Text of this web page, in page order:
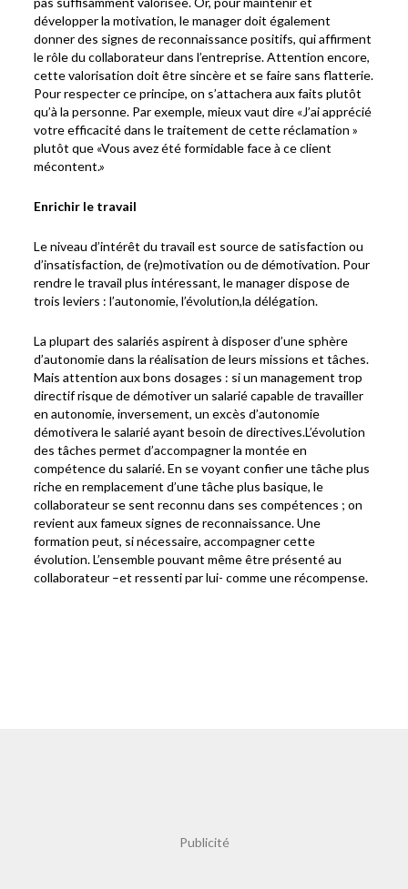
développer la motivation, le manager doit également
donner des signes de reconnaissance positifs, qui affirment
le rôle du collaborateur dans l’entreprise. Attention encore,
cette valorisation doit être sincère et se faire sans flatterie.
Pour respecter ce principe, on s’attachera aux faits plutôt
qu’à la personne. Par exemple, mieux vaut dire «J’ai apprécié
votre efficacité dans le traitement de cette réclamation »
plutôt que «Vous avez été formidable face à ce client
mécontent.»
Enrichir le travail
Le niveau d’intérêt du travail est source de satisfaction ou
d’insatisfaction, de (re)motivation ou de démotivation. Pour
rendre le travail plus intéressant, le manager dispose de
trois leviers : l’autonomie, l’évolution,la délégation.
La plupart des salariés aspirent à disposer d’une sphère
d’autonomie dans la réalisation de leurs missions et tâches.
Mais attention aux bons dosages : si un management trop
directif risque de démotiver un salarié capable de travailler
en autonomie, inversement, un excès d’autonomie
démotivera le salarié ayant besoin de directives.L’évolution
des tâches permet d’accompagner la montée en
compétence du salarié. En se voyant confier une tâche plus
riche en remplacement d’une tâche plus basique, le
collaborateur se sent reconnu dans ses compétences ; on
revient aux fameux signes de reconnaissance. Une
formation peut, si nécessaire, accompagner cette
évolution. L’ensemble pouvant même être présenté au
collaborateur –et ressenti par lui- comme une récompense.